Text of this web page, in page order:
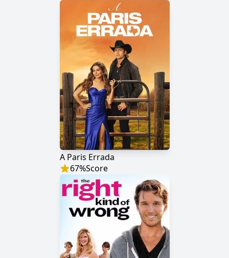
A Paris Errada
67%Score